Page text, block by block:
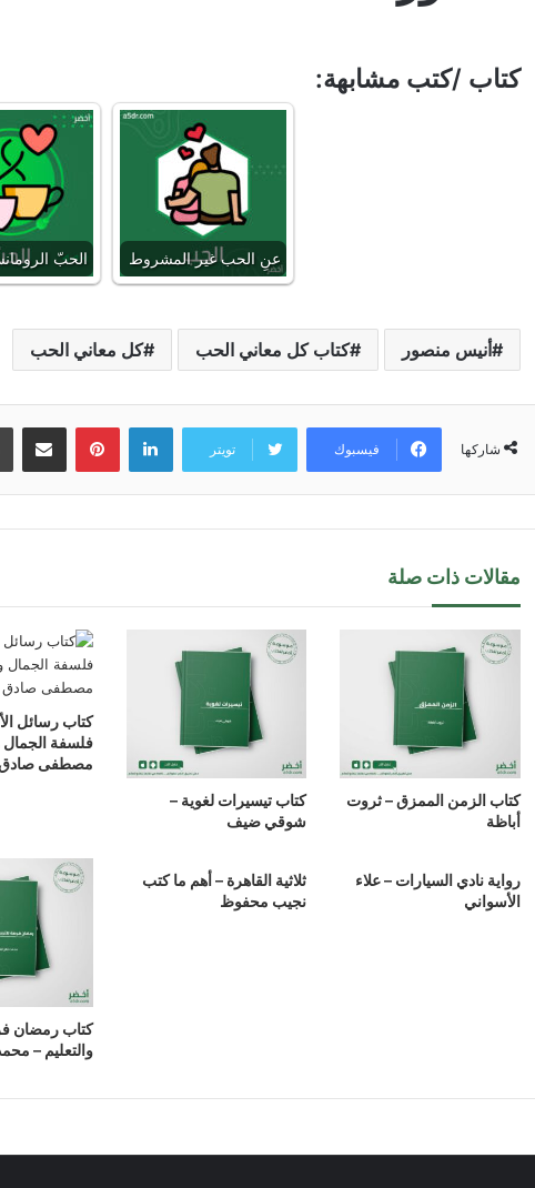
كتاب /كتب مشابهة:
الحبّ عنِ الحب غير المشروط
أنيس منصور كتاب كل معاني الحب كل معاني الحب
شاركها فيسبوك تويتر
لينكدإن بينتيريستمشاركة عبر
مقالات ذات صلة
كتاب الزمن الممزق – ثروت
أباظة
كتاب تيسيرات لغوية –
شوقي ضيف
كتاب رسائل
فلسفة
مصطفى صادق
رواية نادي السيارات – علاء
الأسواني
ثلاثية القاهرة – أهم ما كتب
نجيب محفوظ
كتاب رمضان
والتعليم –